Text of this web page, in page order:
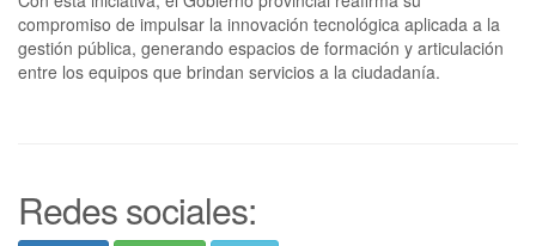
compromiso de impulsar la innovación tecnológica aplicada a la
gestión pública, generando espacios de formación y articulación
entre los equipos que brindan servicios a la ciudadanía.
Redes sociales: